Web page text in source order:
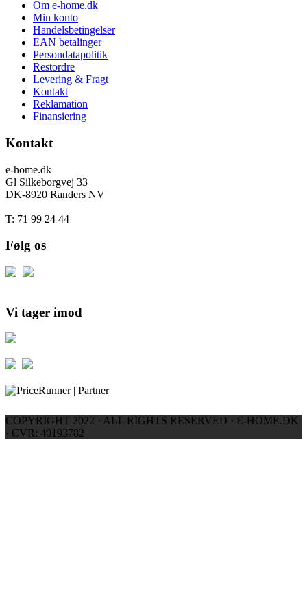
Om e-home.dk
Min konto
Handelsbetingelser
EAN betalinger
Persondatapolitik
Restordre
Levering & Fragt
Kontakt
Reklamation
Finansiering
Kontakt
e-home.dk
Gl Silkeborgvej 33
DK-8920 Randers NV
T: 71 99 24 44
Følg os
Vi tager imod
COPYRIGHT 2022 · ALL RIGHTS RESERVED · E-HOME.DK
· CVR: 40193782